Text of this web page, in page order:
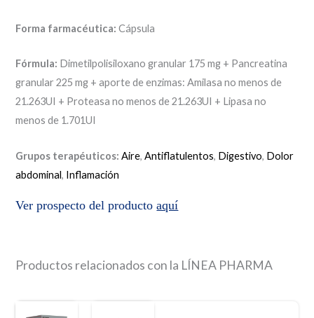
Forma farmacéutica:Cápsula
Fórmula: Dimetilpolisiloxano granular 175 mg + Pancreatina
granular 225 mg + aporte de enzimas: Amilasa no menos de
21.263UI + Proteasa no menos de 21.263UI + Lipasa no
menos de 1.701UI
Grupos terapéuticos:Aire,Antiflatulentos, Digestivo, Dolor
abdominal, Inflamación
Ver prospecto del productoaquí
Productos relacionados con la LÍNEA PHARMA